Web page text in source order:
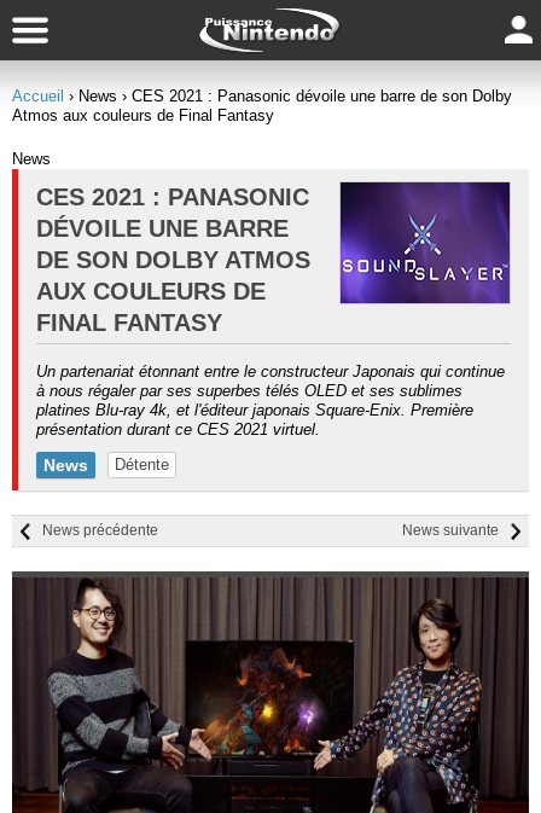
Accueil › News › CES 2021 : Panasonic dévoile une barre de son Dolby
Atmos aux couleurs de Final Fantasy
News
CES 2021 : PANASONIC
DÉVOILE UNE BARRE
DE SON DOLBY ATMOS
AUX COULEURS DE
FINAL FANTASY
Un partenariat étonnant entre le constructeur Japonais qui continue
à nous régaler par ses superbes télés OLED et ses sublimes
platines Blu-ray 4k, et l'éditeur japonais Square-Enix. Première
présentation durant ce CES 2021 virtuel.
News Détente
News suivante
News précédente